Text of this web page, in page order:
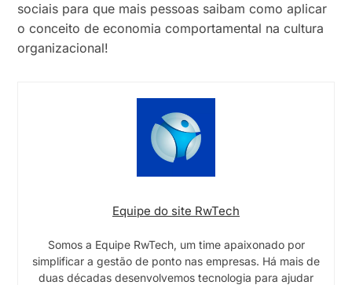
sociais para que mais pessoas saibam como aplicar
o conceito de economia comportamental na cultura
organizacional!
Equipe do site RwTech
Somos a Equipe RwTech, um time apaixonado por
simplificar a gestão de ponto nas empresas. Há mais de
duas décadas desenvolvemos tecnologia para ajudar